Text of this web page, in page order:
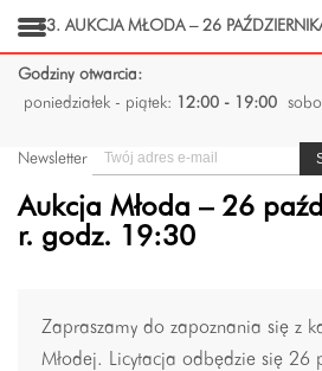
Godziny otwarcia:
poniedziałek - piątek:
12:00 - 19:00
Newsletter
Aukcja Młoda – 26
r. godz. 19:30
Zapraszamy do zapoznania się z
Młodej. Licytacja odbędzie się 26
63. AUKCJA MŁODA – 26